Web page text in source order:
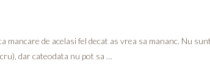
de acelasi fel decat as vrea sa mananc. Nu
dar cateodata nu pot sa …